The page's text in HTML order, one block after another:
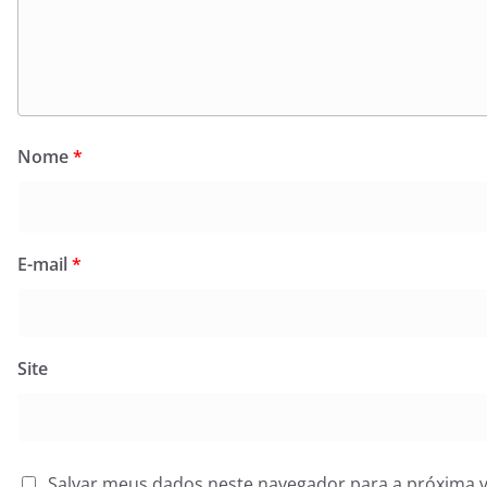
Nome*
E-mail*
Site